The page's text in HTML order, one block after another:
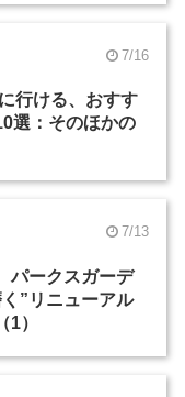
7/16
行ける、おすす
選：そのほかの
7/13
パークスガーデ
”リニューアル
1）